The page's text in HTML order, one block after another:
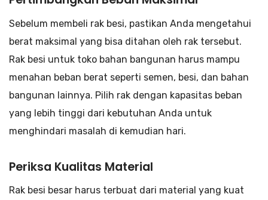
Sebelum membeli rak besi, pastikan Anda mengetahui
berat maksimal yang bisa ditahan oleh rak tersebut.
Rak besi untuk toko bahan bangunan harus mampu
menahan beban berat seperti semen, besi, dan bahan
bangunan lainnya. Pilih rak dengan kapasitas beban
yang lebih tinggi dari kebutuhan Anda untuk
menghindari masalah di kemudian hari.
Periksa Kualitas Material
Rak besi besar harus terbuat dari material yang kuat